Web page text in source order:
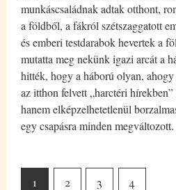
munkáscsaládnak adtak otthont,
a földből, a fákról szétszaggatott
és emberi testdarabok hevertek a
mutatta meg nekünk igazi arcát a
hitték, hogy a háború olyan,
az itthon felvett „harctéri
hanem elképzelhetetlenül
egy csapásra minden megváltozott.
1 2 3 4